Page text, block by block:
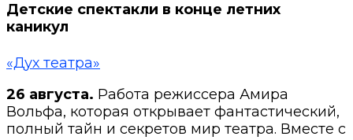
Детские спектакли в конце летних
каникул
«Дух театра»
26 августа. Работа режиссера Амира
Вольфа, которая открывает фантастический,
полный тайн и секретов мир театра. Вместе с